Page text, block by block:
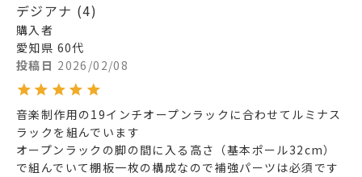
デジアナ 4
購入者
愛知県 60代
投稿日 2026/02/08
音楽制作用の19インチオープンラックに合わせてルミナス
ラックを組んでいます
オープンラックの脚の間に入る高さ（基本ポール32cm）
で組んでいて棚板一枚の構成なので補強パーツは必須です